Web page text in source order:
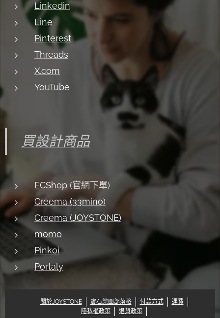
Linkedin
Line
Pinterest
Threads
X.com
YouTube
買設計商品
ECShop (官網下單)
Creema (33mino)
Creema (JOYSTONE)
momo
Pinkoi
Portaly
關於JOYSTONE 寶石樂園部落格 付款方式
運費
隱私權政策
退貨政策